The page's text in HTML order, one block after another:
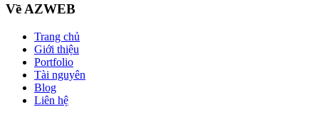
Về AZWEB
Trang chủ
Giới thiệu
Portfolio
Tài nguyên
Blog
Liên hệ